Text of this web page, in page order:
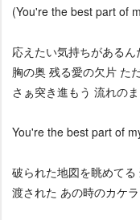
(You're the best part of
応えたい気持ちがある
胸の奥 残る愛の欠片 た
さぁ突き進もう 流れの
You're the best part of
破られた地図を眺めて
渡された あの時のカケ